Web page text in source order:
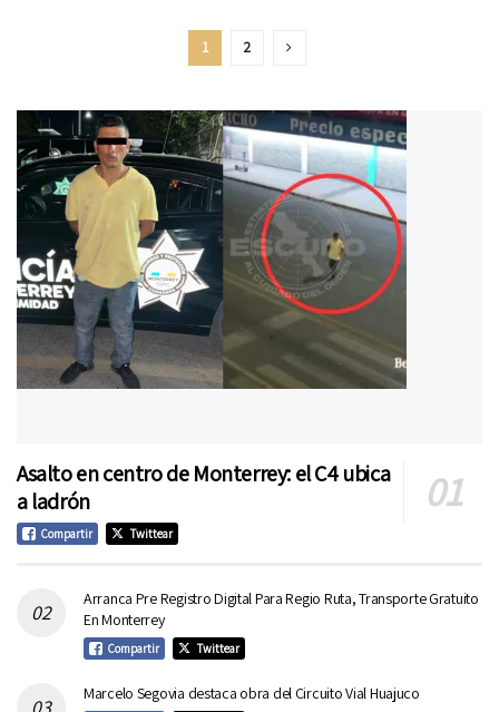
1 2
Asalto en centro de Monterrey: el C4 ubica
a ladrón
Compartir Twittear
Arranca Pre Registro Digital Para Regio Ruta, Transporte Gratuito
En Monterrey
Compartir Twittear
Marcelo Segovia destaca obra del Circuito Vial Huajuco